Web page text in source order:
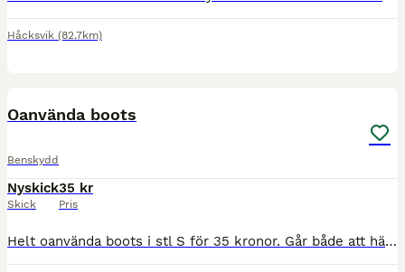
Håcksvik (82.7km)
Oanvända boots
Benskydd
Nyskick
Skick
35 kr
Pris
Helt oanvända boots i stl S för 35 kronor. Går både att hämtas i Varberg och skickas mot fraktkostnad